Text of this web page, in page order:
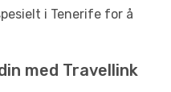
i Tenerife for å
med Travellink